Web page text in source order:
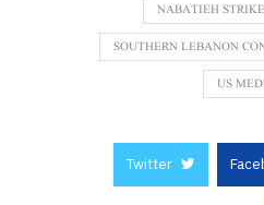
NABATIEH
SOUTHERN LEBANON
US
Twitter